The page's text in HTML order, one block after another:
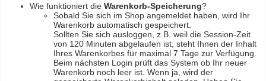
Wie funktioniert die Warenkorb-Speicherung?
Sobald Sie sich im Shop angemeldet haben, wird Ihr
Warenkorb automatisch gespeichert.
Sollten Sie sich ausloggen, z.B. weil die Session-Zeit
von 120 Minuten abgelaufen ist, steht Ihnen der Inhalt
Ihres Warenkorbes für maximal 7 Tage zur Verfügung.
Beim nächsten Login prüft das System ob Ihr neuer
Warenkorb noch leer ist. Wenn ja, wird der